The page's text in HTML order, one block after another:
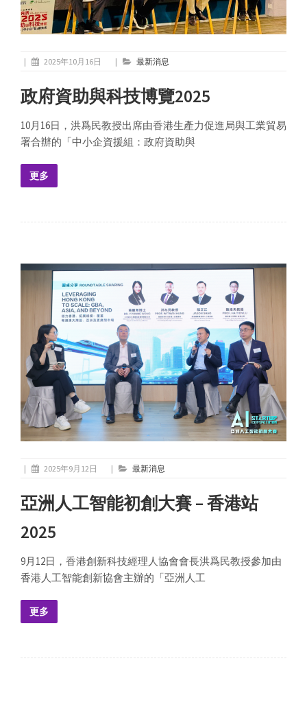
| 2025年10月16日 | 最新消息
政府資助與科技博覽2025
10月16日，洪爲民教授出席由香港生產力促進局與工業貿易
署合辦的「中小企資援組：政府資助與
更多
| 2025年9月12日 | 最新消息
亞洲人工智能初創大賽 – 香港站
2025
9月12日，香港創新科技經理人協會會長洪爲民教授參加由
香港人工智能創新協會主辦的「亞洲人工
更多